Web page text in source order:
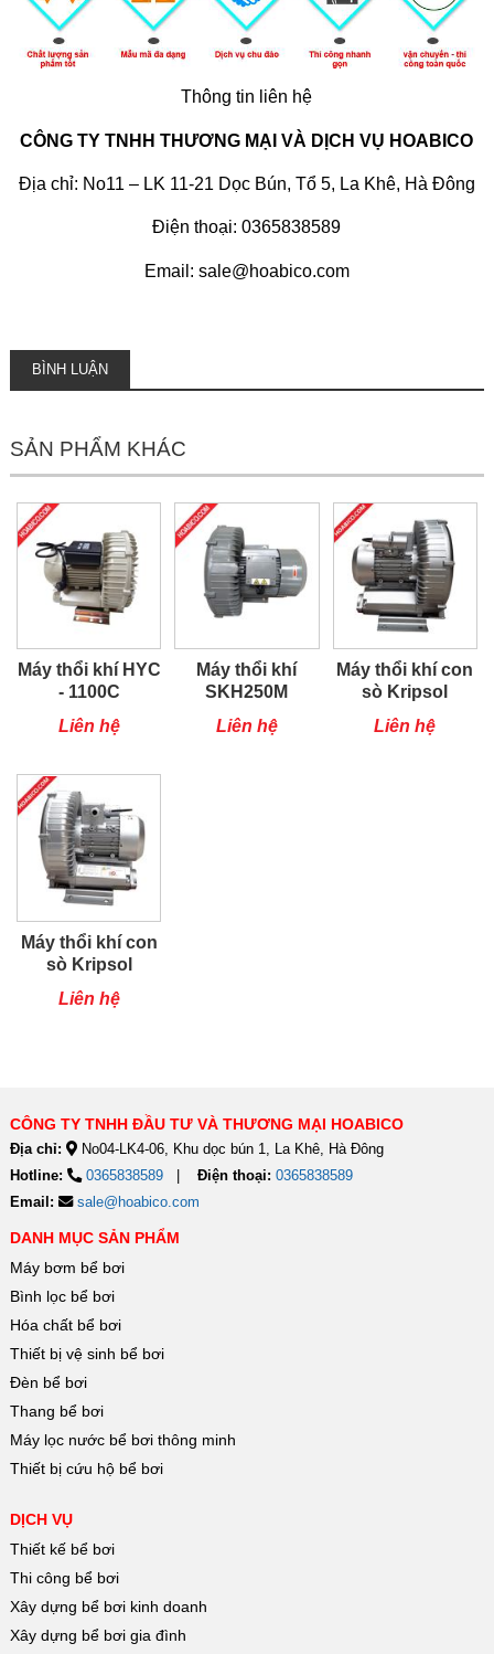
Thông tin liên hệ
CÔNG TY TNHH THƯƠNG MẠI VÀ DỊCH VỤ HOABICO
Địa chỉ: No11 – LK 11-21 Dọc Bún, Tổ 5, La Khê, Hà Đông
Điện thoại: 0365838589
Email: sale@hoabico.com
BÌNH LUẬN
SẢN PHẨM KHÁC
Máy thổi khí HYC
- 1100C
Liên hệ
Máy thổi khí
SKH250M
Liên hệ
Máy thổi khí con
sò Kripsol
SKH300T1
Liên hệ
Máy thổi khí con
sò Kripsol
Liên hệ
CÔNG TY TNHH ĐẦU TƯ VÀ THƯƠNG MẠI HOABICO
Địa chỉ:
No04-LK4-06, Khu dọc bún 1, La Khê, Hà Đông
Hotline:
0365838589 Điện thoại: 0365838589
Email:
sale@hoabico.com
DANH MỤC SẢN PHẨM
Máy bơm bể bơi
Bình lọc bể bơi
Hóa chất bể bơi
Thiết bị vệ sinh bể bơi
Đèn bể bơi
Thang bể bơi
Máy lọc nước bể bơi thông minh
Thiết bị cứu hộ bể bơi
DỊCH VỤ
Thiết kế bể bơi
Thi công bể bơi
Xây dựng bể bơi kinh doanh
Xây dựng bể bơi gia đình